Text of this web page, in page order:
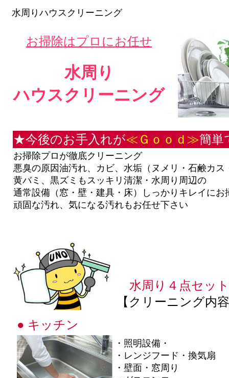
水周りハウスクリーニング
お掃除はプロにお任せ
水周り
ハウスクリーニング
---
★今後のお手入れが≪Ｇｏｏｄ≫簡単
お掃除プロが徹底クリーニング
悪臭の原因油汚れ、カビ、水垢（ヌメリ・石鹸カス
黄バミ、黒ズミもスッキリ清潔・水周り周辺の
通常設備（窓・壁・建具・床）しっかりキレイにお
頑固な汚れ、気になる汚れもお任せ下さい
水周り４点セット
【クリーニング内
● キッチン
・照明設備・
・レンジフード・換気扇
・壁面・窓周り